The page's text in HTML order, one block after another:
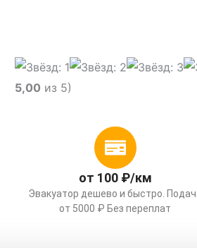
5,00 из 5)
от 100 ₽/км
Эвакуатор дешево и быстро.
от 5000 ₽ Без переплат